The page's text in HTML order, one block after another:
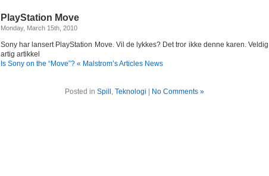
PlayStation Move
Monday, March 15th, 2010
Sony har lansert PlayStation Move. Vil de lykkes? Det tror ikke denne karen. Veldig
artig artikkel
Is Sony on the “Move”? « Malstrom’s Articles News
Posted in Spill , Teknologi No Comments »